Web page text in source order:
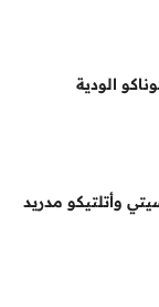
الودية
وأتلتيكو مدريد